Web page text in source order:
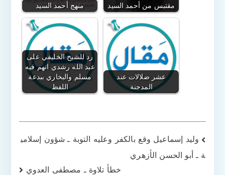
منهج أحمد السيد
مقتبس من أحمد السيد
رد للشيخ الخليفي على
عبد الله رشدي اتهم فيه
مسلم والبخاري ببدعة
اللفظ
عشر ضلالات عند
المدجنة
تصفّح
المقالات
وليد إسماعيل وقع بالكفر وعليه التوبة ـ شؤون إسلامي
ة ـ أبو الحسن الأزهري
خطأ تلاوة ـ مصطفى العدوي